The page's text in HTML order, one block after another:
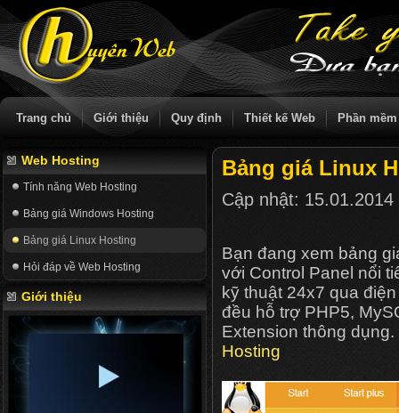
Trang chủ Giới thiệu Quy định Thiết kế Web Phần mềm
Web Hosting
Tính năng Web Hosting
Bảng giá Windows Hosting
Bảng giá Linux Hosting
Hỏi đáp về Web Hosting
Giới thiệu
Bảng giá Linux
Cập nhật: 15.01.2014
Bạn đang xem bảng
với Control Panel nổi
kỹ thuật 24x7 qua
đều hỗ trợ PHP5,
Extension thông
Hosting